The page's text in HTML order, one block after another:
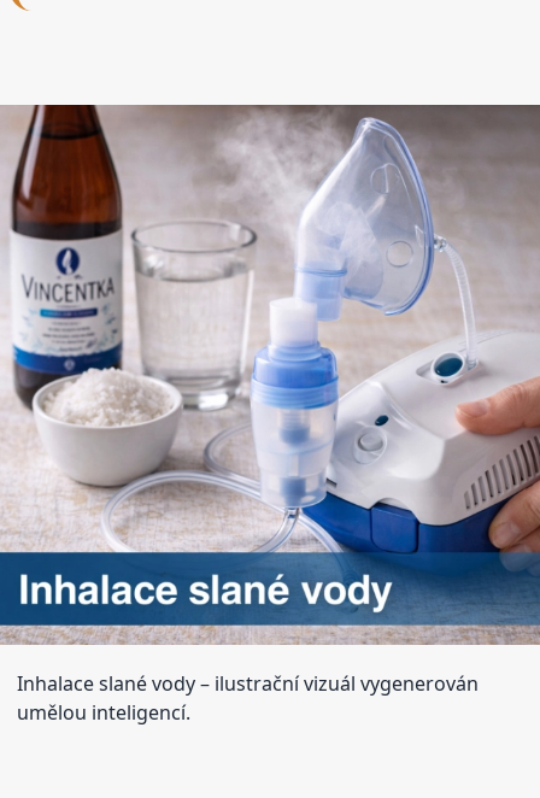
Inhalace slané vody– ilustrační vizuál vygenerován
umělou inteligencí.